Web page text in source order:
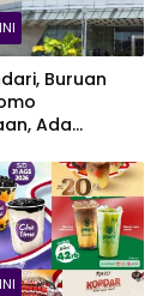
Buruan
Ada